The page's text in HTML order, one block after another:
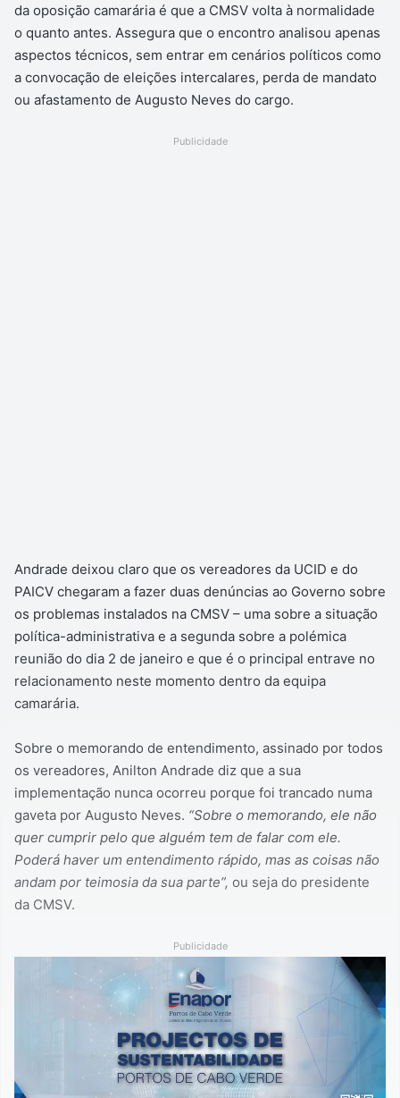
da oposição camarária é que a CMSV volta à normalidade
o quanto antes. Assegura que o encontro analisou apenas
aspectos técnicos, sem entrar em cenários políticos como
a convocação de eleições intercalares, perda de mandato
ou afastamento de Augusto Neves do cargo.
Publicidade
Andrade deixou claro que os vereadores da UCID e do
PAICV chegaram a fazer duas denúncias ao Governo sobre
os problemas instalados na CMSV – uma sobre a situação
política-administrativa e a segunda sobre a polémica
reunião do dia 2 de janeiro e que é o principal entrave no
relacionamento neste momento dentro da equipa
camarária.
Sobre o memorando de entendimento, assinado por todos
os vereadores, Anilton Andrade diz que a sua
implementação nunca ocorreu porque foi trancado numa
gaveta por Augusto Neves. “Sobre o memorando, ele não
quer cumprir pelo que alguém tem de falar com ele.
Poderá haver um entendimento rápido, mas as coisas não
andam por teimosia da sua parte”, ou seja do presidente
da CMSV.
Publicidade